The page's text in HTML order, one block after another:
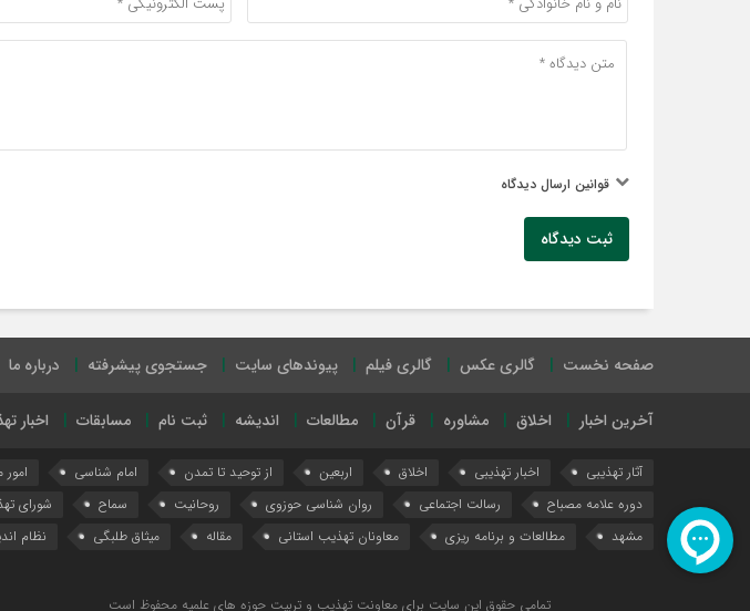
قوانین ارسال دیدگاه
ثبت دیدگاه
صفحه نخست گالری عکس گالری فیلم پیوندهای سایت جستجوی پیشرفته درباره ما
آخرین اخبار اخلاق مشاوره قرآن مطالعات اندیشه ثبت نام مسابقات اخبار
آثار تهذیبی اخبار تهذیبی اخلاق اربعین از توحید تا تمدن امام شناسی امور
دوره علامه مصباح
رسالت اجتماعی روان شناسی حوزوی روحانیت سماح شورای
مشهد
مطالعات و برنامه ریزی معاونان تهذیب استانی مقاله میثاق طلبگی نظام
تمامی حقوق این سایت برای معاونت تهذیب و تربیت حوزه های علمیه محفوظ است